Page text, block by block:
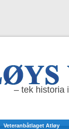
– tek historia
Veteranbåtlaget Atløy